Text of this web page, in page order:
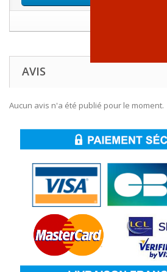
AVIS
Aucun avis n'a été publié pour le moment.